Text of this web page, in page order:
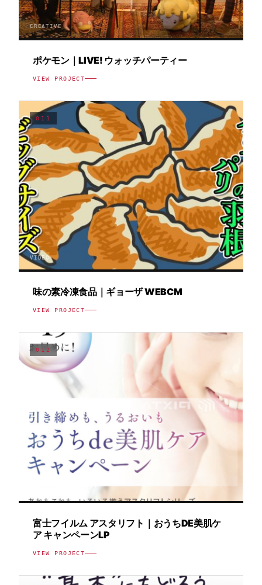
CREATIVE
ポケモン｜LIVE! ウォッチパーティー
VIEW PROJECT
011
VIDEO
味の素冷凍食品｜ギョーザ WEBCM
VIEW PROJECT
012
富士フイルム アスタリフト｜おうちDE美肌ケ
ア キャンペーンLP
VIEW PROJECT